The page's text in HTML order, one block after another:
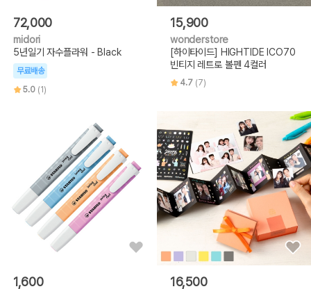
72,000
midori
5년일기 자수플라워 - Black
무료배송
5.0 (1)
15,900
wonderstore
[하이타이드] HIGHTIDE ICO70
빈티지 레트로 볼펜 4컬러
4.7 (7)
1,600 16,500